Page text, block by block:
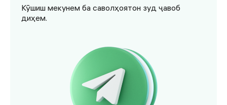
Кӯшиш мекунем ба саволҳоятон зуд ҷавоб
диҳем.